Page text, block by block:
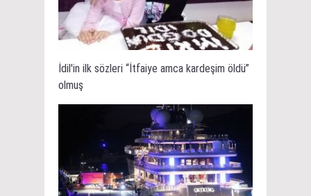
İdil'in ilk sözleri “İtfaiye amca kardeşim öldü”
olmuş